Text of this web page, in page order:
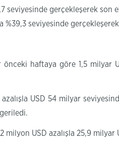
seviyesinde gerçekleşerek son
%39,3 seviyesinde
önceki haftaya göre 1,5 milyar
USD 54 milyar
milyon USD azalışla 25,9